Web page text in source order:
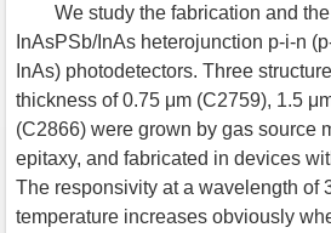
We study the fabrication and the
InAsPSb/InAs heterojunction p-i-n
InAs) photodetectors. Three
thickness of 0.75 μm (C2759), 1.5
(C2866) were grown by gas source
epitaxy, and fabricated in devices
The responsivity at a wavelength of
temperature increases obviously